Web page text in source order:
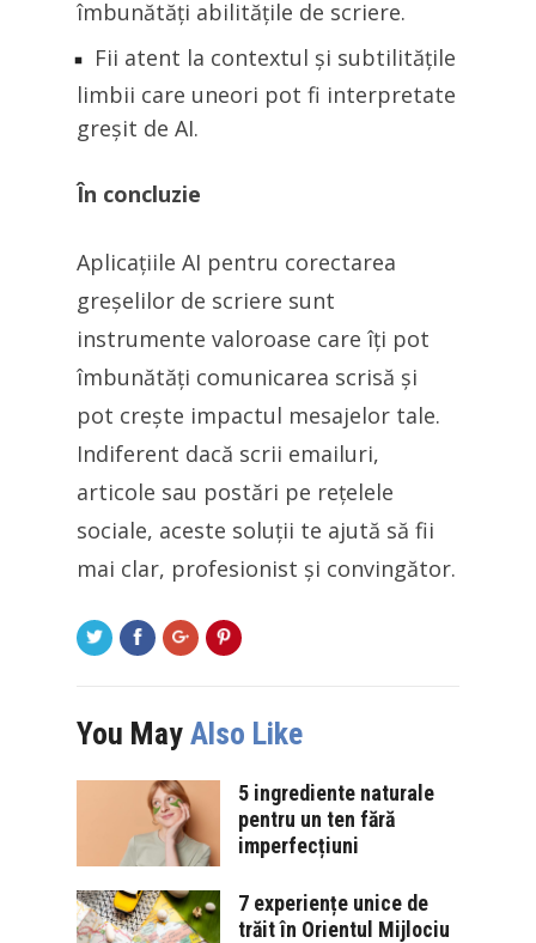
îmbunătăți abilitățile de scriere.
Fii atent la contextul și subtilitățile
limbii care uneori pot fi interpretate
greșit de AI.
În concluzie
Aplicațiile AI pentru corectarea
greșelilor de scriere sunt
instrumente valoroase care îți pot
îmbunătăți comunicarea scrisă și
pot crește impactul mesajelor tale.
Indiferent dacă scrii emailuri,
articole sau postări pe rețelele
sociale, aceste soluții te ajută să fii
mai clar, profesionist și convingător.
You May Also Like
5 ingrediente naturale
pentru un ten fără
imperfecțiuni
7 experiențe unice de
trăit în Orientul Mijlociu